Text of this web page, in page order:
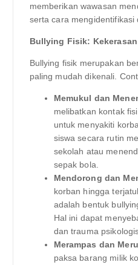
memberikan wawasan
serta cara mengidentifikasi
Bullying Fisik:
Bullying fisik merupakan
paling mudah dikenali.
Memukul dan
melibatkan kontak
untuk menyakiti
siswa secara rutin
sekolah atau
sepak bola.
Mendorong dan
korban hingga
adalah bentuk
Hal ini dapat
dan trauma
Merampas dan
paksa barang milik